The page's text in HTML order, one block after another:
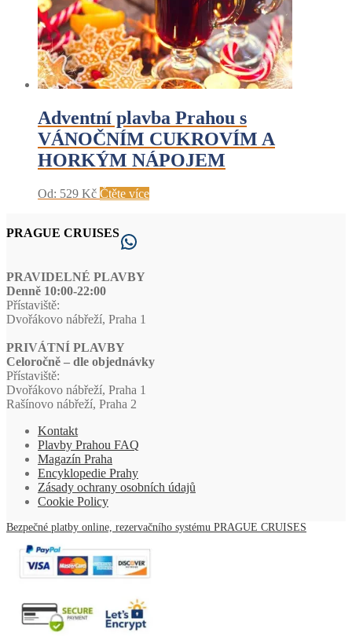
Adventní plavba Prahou s
VÁNOČNÍM CUKROVÍM A
HORKÝM NÁPOJEM
Od: 529 Kč Čtěte více
PRAGUE CRUISESWhatsApp
PRAVIDELNÉ PLAVBY
Denně 10:00-22:00
Přístaviště:
Dvořákovo nábřeží, Praha 1
PRIVÁTNÍ PLAVBY
Celoročně – dle objednávky
Přístaviště:
Dvořákovo nábřeží, Praha 1
Rašínovo nábřeží, Praha 2
Kontakt
Plavby Prahou FAQ
Magazín Praha
Encyklopedie Prahy
Zásady ochrany osobních údajů
Cookie Policy
Bezpečné platby online, rezervačního systému PRAGUE CRUISES